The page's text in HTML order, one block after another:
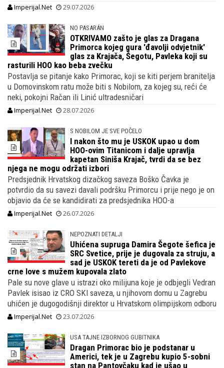
Imperijal.Net 29.07.2026
NO PASARÁN
OTKRIVAMO zašto je glas za Dragana
Primorca kojeg gura 'đavolji odvjetnik'
glas za Krajača, Šegotu, Pavleka koji su
rasturili HOO kao beba zvečku
Postavlja se pitanje kako Primorac, koji se kiti perjem branitelja
u Domovinskom ratu može biti s Nobilom, za kojeg su, reći će
neki, pokojni Račan ili Linić ultradesničari
Imperijal.Net 28.07.2026
S NOBILOM JE SVE POČELO
I nakon što mu je USKOK upao u dom
HOO-ovim Titanicom i dalje upravlja
kapetan Siniša Krajač, tvrdi da se bez
njega ne mogu održati izbori
Predsjednik Hrvatskog dizačkog saveza Boško Čavka je
potvrdio da su savezi davali podršku Primorcu i prije nego je on
objavio da će se kandidirati za predsjednika HOO-a
Imperijal.Net 26.07.2026
NEPOZNATI DETALJI
Uhićena supruga Damira Šegote šefica je
SRC Svetice, prije je dugovala za struju, a
sad je USKOK tereti da je od Pavlekove
crne love s mužem kupovala zlato
Pale su nove glave u istrazi oko milijuna koje je odbjegli Vedran
Pavlek isisao iz CRO SKI saveza, u njihovom domu u Zagrebu
uhićen je dugogodišnji direktor u Hrvatskom olimpijskom odboru
Imperijal.Net 23.07.2026
USA TAJNE IZBORNOG GUBITNIKA
Dragan Primorac bio je podstanar u
Americi, tek je u Zagrebu kupio 5-sobni
stan na Pantovčaku kad je ušao u